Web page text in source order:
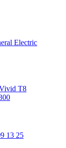
Electric
T8
13 25